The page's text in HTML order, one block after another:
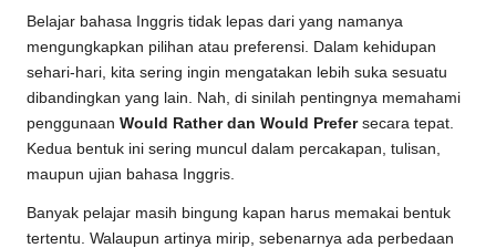
Belajar bahasa Inggris tidak lepas dari yang namanya
mengungkapkan pilihan atau preferensi. Dalam kehidupan
sehari-hari, kita sering ingin mengatakan lebih suka sesuatu
dibandingkan yang lain. Nah, di sinilah pentingnya memahami
penggunaan Would Rather dan Would Prefersecara tepat.
Kedua bentuk ini sering muncul dalam percakapan, tulisan,
maupun ujian bahasa Inggris.
Banyak pelajar masih bingung kapan harus memakai bentuk
tertentu. Walaupun artinya mirip, sebenarnya ada perbedaan